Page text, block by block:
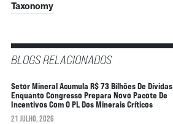
Taxonomy
BLOGS RELACIONADOS
Setor Mineral Acumula R$ 73 Bilhões De Dívidas
Enquanto Congresso Prepara Novo Pacote De
Incentivos Com O PL Dos Minerais Críticos
21 JULHO, 2026